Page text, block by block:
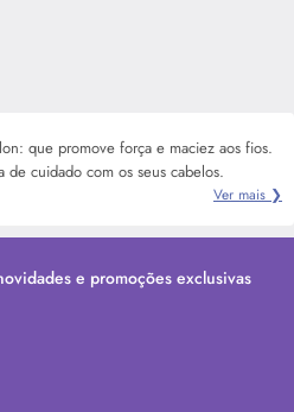
que promove força e maciez aos fios.
cuidado com os seus cabelos.
Ver mais ❯
e promoções exclusivas